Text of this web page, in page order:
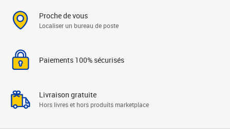
Proche de vous
Localiser un bureau de poste
Paiements 100% sécurisés
Livraison gratuite
Hors livres et hors produits marketplace